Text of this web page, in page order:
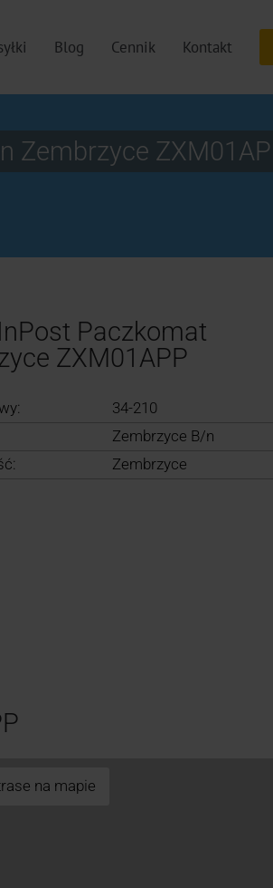
Blog Cennik Kontakt
Zembrzyce
Paczkomat
ZXM01APP
34-210
Zembrzyce B/n
Zembrzyce
na mapie